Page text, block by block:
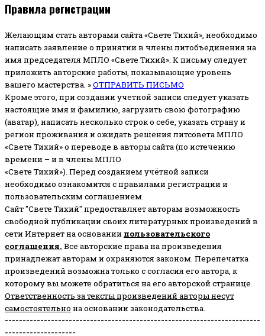
Правила регистрации
Желающим стать авторами сайта «Свете Тихий», необходимо
написать заявление о принятии в члены литобъединения на
имя председателя МПЛО «Свете Тихий». К письму следует
приложить авторские работы, показывающие уровень
вашего мастерства. »ОТПРАВИТЬ ПИСЬМО
Кроме этого, при создании учетной записи следует указать
настоящие имя и фамилию, загрузить свою фотографию
(аватар), написать несколько строк о себе, указать страну и
регион проживания и ожидать решения литсовета МПЛО
«Свете Тихий» о переводе в авторы сайта (по истечению
времени – и в члены МПЛО
«Свете Тихий»). Перед созданием учётной записи
необходимо ознакомится с правилами регистрации и
пользовательским соглашением.
Сайт "Свете Тихий" предоставляет авторам возможность
свободной публикации своих литературных произведений в
сети Интернет на основании пользовательского
соглашения. Все авторские права на произведения
принадлежат авторам и охраняются законом. Перепечатка
произведений возможна только с согласия его автора, к
которому вы можете обратиться на его авторской странице.
Ответственность за тексты произведений авторы несут
самостоятельно на основании законодательства.
------------------------------------------------------------------------
--------------------